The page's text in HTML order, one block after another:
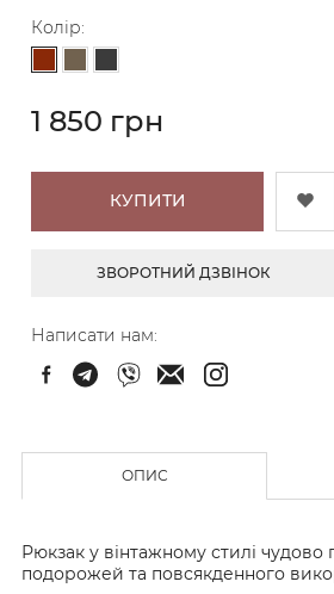
Колір:
1 850 грн
КУПИТИ
ЗВОРОТНИЙ ДЗВІНОК
Написати нам:
ОПИС
Рюкзак у вінтажному стилі чудово
подорожей та повсякденного